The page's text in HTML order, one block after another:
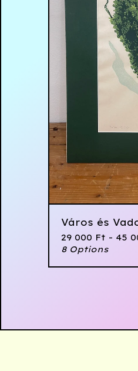
Város és
29 000 Ft - 45
8 Options